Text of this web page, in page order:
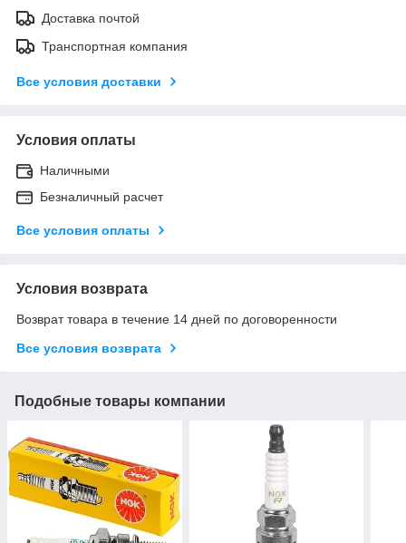
Доставка почтой
Транспортная компания
Все условия доставки
Условия оплаты
Наличными
Безналичный расчет
Все условия оплаты
Условия возврата
Возврат товара в течение 14 дней по договоренности
Все условия возврата
Подобные товары компании